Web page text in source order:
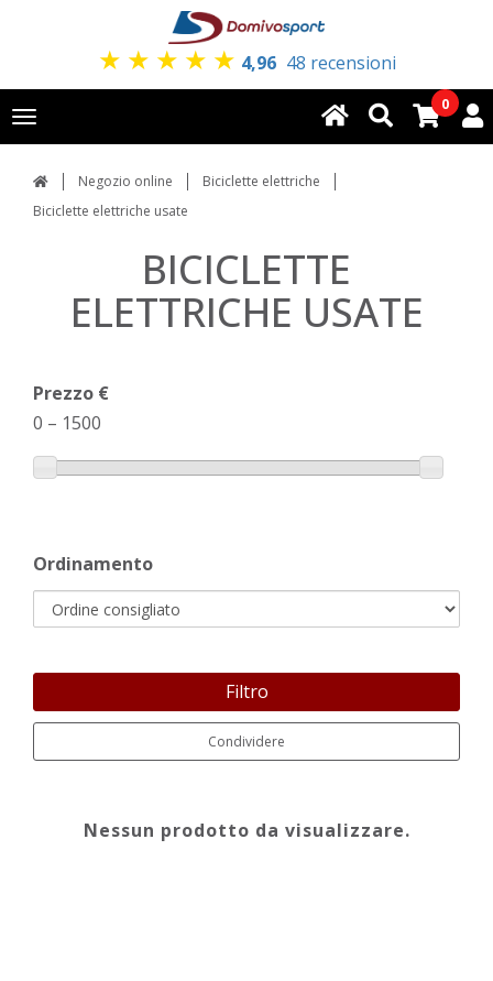
★ ★ ★ ★ ★ 4,96 48 recensioni
Toggle
navigation
0
Negozio online
Biciclette elettriche
Biciclette elettriche usate
BICICLETTE
ELETTRICHE USATE
Prezzo €
0 – 1500
Ordinamento
Filtro
Condividere
Nessun prodotto da visualizzare.